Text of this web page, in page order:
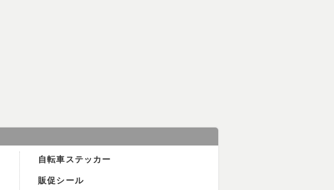
自転車ステッカー
販促シール